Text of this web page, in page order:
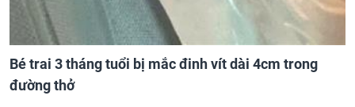
Bé trai 3 tháng tuổi bị mắc đinh vít dài 4cm trong
đường thở